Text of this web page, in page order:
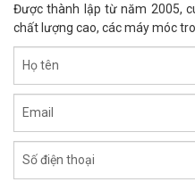
Được thành lập từ năm 2005,
chất lượng cao, các máy móc
Họ tên
Email
Số điện thoại